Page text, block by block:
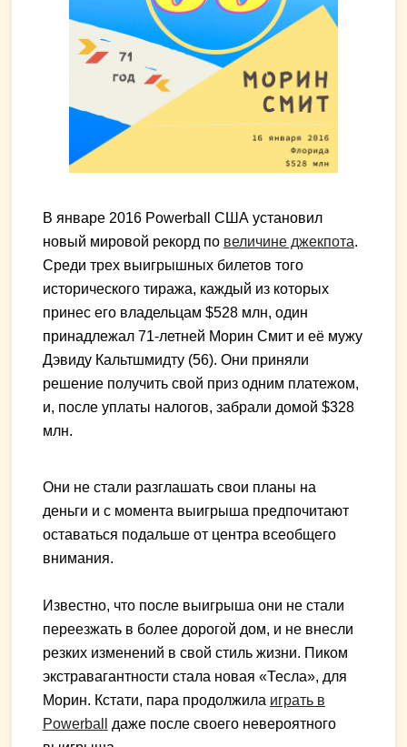
В январе 2016 Powerball США установил
новый мировой рекорд по величине джекпота.
Среди трех выигрышных билетов того
исторического тиража, каждый из которых
принес его владельцам $528 млн, один
принадлежал 71-летней Морин Смит и её мужу
Дэвиду Кальтшмидту (56). Они приняли
решение получить свой приз одним платежом,
и, после уплаты налогов, забрали домой $328
млн.
Они не стали разглашать свои планы на
деньги и с момента выигрыша предпочитают
оставаться подальше от центра всеобщего
внимания.
Известно, что после выигрыша они не стали
переезжать в более дорогой дом, и не внесли
резких изменений в свой стиль жизни. Пиком
экстравагантности стала новая «Тесла», для
Морин. Кстати, пара продолжила играть в
Powerball
даже после своего невероятного